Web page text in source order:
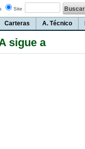
Site
Carteras A. Técnico
sigue a